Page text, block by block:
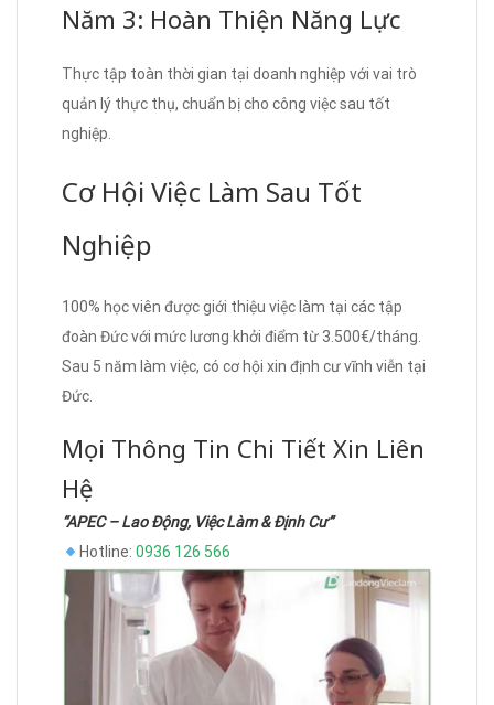
Năm 3: Hoàn Thiện Năng Lực
Thực tập toàn thời gian tại doanh nghiệp với vai trò
quản lý thực thụ, chuẩn bị cho công việc sau tốt
nghiệp.
Cơ Hội Việc Làm Sau Tốt
Nghiệp
100% học viên được giới thiệu việc làm tại các tập
đoàn Đức với mức lương khởi điểm từ 3.500€/tháng.
Sau 5 năm làm việc, có cơ hội xin định cư vĩnh viễn tại
Đức.
Mọi Thông Tin Chi Tiết Xin Liên
Hệ
“APEC – Lao Động, Việc Làm & Định Cư”
Hotline: 0936 126 566